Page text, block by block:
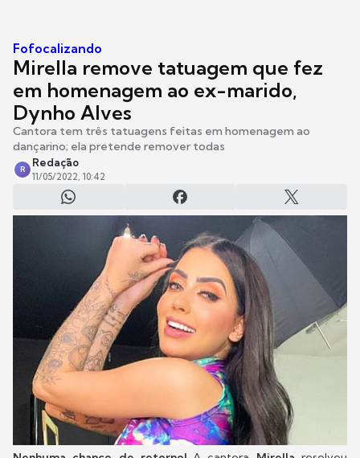
Fofocalizando
Mirella remove tatuagem que fez
em homenagem ao ex-marido,
Dynho Alves
Cantora tem três tatuagens feitas em homenagem ao
dançarino; ela pretende remover todas
R
Redação
11/05/2022, 10:42